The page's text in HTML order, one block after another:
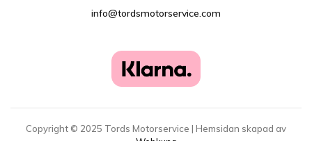
info@tordsmotorservice.com
Copyright © 2025 Tords Motorservice | Hemsidan skapad av